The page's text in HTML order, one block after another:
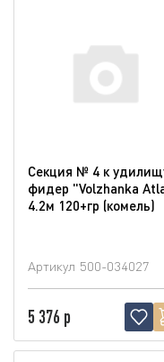
Секция № 4 к
фидер "Volzhanka
4.2м 120+гр (комель)
Артикул 500-034027
5 376 р